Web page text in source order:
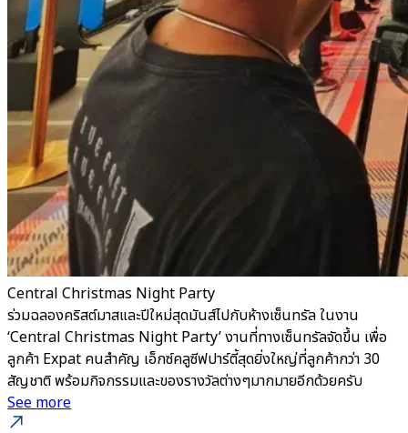
Central Christmas Night Party
ร่วมฉลองคริสต์มาสและปีใหม่สุดมันส์ไปกับห้างเซ็นทรัล ในงาน
‘Central Christmas Night Party’ งานที่ทางเซ็นทรัลจัดขึ้น เพื่อ
ลูกค้า Expat คนสำคัญ เอ็กซ์คลูซีฟปาร์ตี้สุดยิ่งใหญ่ที่ลูกค้ากว่า 30
สัญชาติ พร้อมกิจกรรมและของรางวัลต่างๆมากมายอีกด้วยครับ
See more